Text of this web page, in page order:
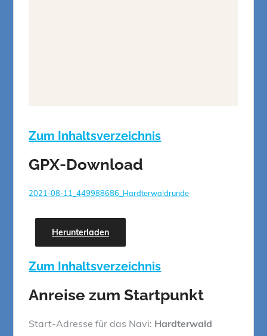
Zum Inhaltsverzeichnis
GPX-Download
2021-08-11_449988686_Hardterwaldrunde
Herunterladen
Zum Inhaltsverzeichnis
Anreise zum Startpunkt
Start-Adresse für das Navi: Hardterwald